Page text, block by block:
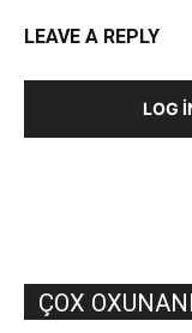
LEAVE A REPLY
LOG
ÇOX